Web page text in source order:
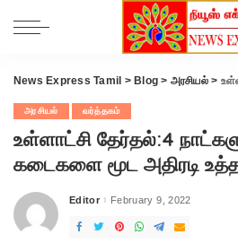
News Express Tamil > Blog > அரசியல்>
அரசியல் வர்த்தகம்
உள்ளாட்சி தேர்தல்:4
கடைகளை மூட அதிரடி
Posted
Editor February 9, 2022